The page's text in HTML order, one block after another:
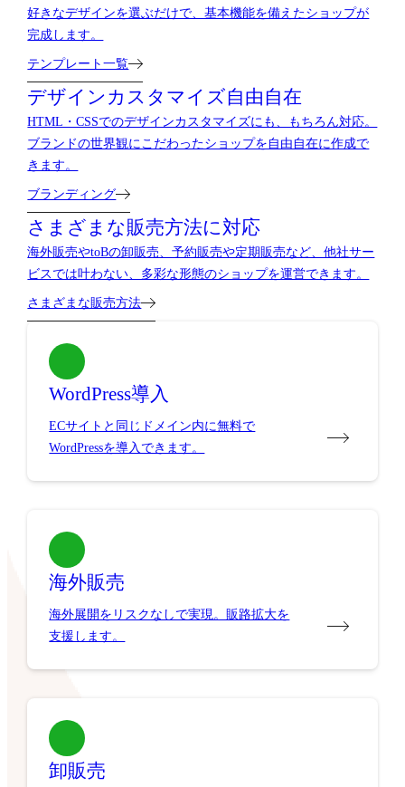
好きなデザインを選ぶだけで、基本機能を備えたショップが
完成します。
テンプレート一覧
デザインカスタマイズ自由自在
HTML・CSSでのデザインカスタマイズにも、もちろん対応。
ブランドの世界観にこだわったショップを自由自在に作成で
きます。
ブランディング
さまざまな販売方法に対応
海外販売やtoBの卸販売、予約販売や定期販売など、他社サー
ビスでは叶わない、多彩な形態のショップを運営できます。
さまざまな販売方法
WordPress導入
ECサイトと同じドメイン内に無料で
WordPressを導入できます。
海外販売
海外展開をリスクなしで実現。販路拡大を
支援します。
卸販売